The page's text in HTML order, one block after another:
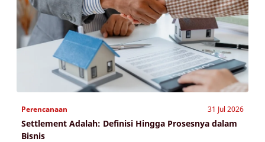
Perencanaan 31 Jul 2026
Settlement Adalah: Definisi Hingga Prosesnya dalam
Bisnis